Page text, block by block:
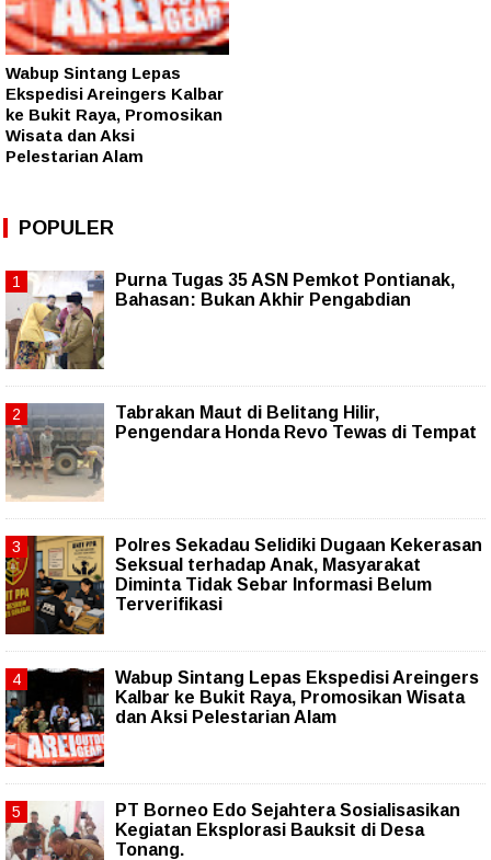
Wabup Sintang Lepas
Ekspedisi Areingers Kalbar
ke Bukit Raya, Promosikan
Wisata dan Aksi
Pelestarian Alam
POPULER
Purna Tugas 35 ASN Pemkot Pontianak,
Bahasan: Bukan Akhir Pengabdian
Tabrakan Maut di Belitang Hilir,
Pengendara Honda Revo Tewas di Tempat
Polres Sekadau Selidiki Dugaan Kekerasan
Seksual terhadap Anak, Masyarakat
Diminta Tidak Sebar Informasi Belum
Terverifikasi
Wabup Sintang Lepas Ekspedisi Areingers
Kalbar ke Bukit Raya, Promosikan Wisata
dan Aksi Pelestarian Alam
PT Borneo Edo Sejahtera Sosialisasikan
Kegiatan Eksplorasi Bauksit di Desa
Tonang.